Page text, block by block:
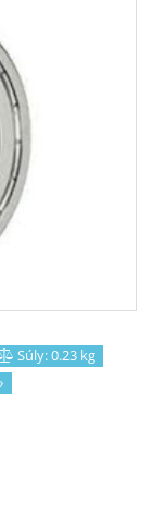
Súly: 0.23 kg